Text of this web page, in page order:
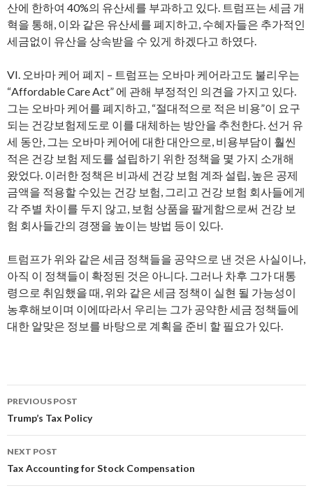
산에 한하여 40%의 유산세를 부과하고 있다. 트럼프는 세금 개
혁을 통해, 이와 같은 유산세를 폐지하고, 수혜자들은 추가적인
세금없이 유산을 상속받을 수 있게 하겠다고 하였다.
VI. 오바마 케어 폐지 – 트럼프는 오바마 케어라고도 불리우는
“Affordable Care Act” 에 관해 부정적인 의견을 가지고 있다.
그는 오바마 케어를 폐지하고, “절대적으로 적은 비용”이 요구
되는 건강보험제도로 이를 대체하는 방안을 추천한다. 선거 유
세 동안, 그는 오바마 케어에 대한 대안으로, 비용부담이 훨씬
적은 건강 보험 제도를 설립하기 위한 정책을 몇 가지 소개해
왔었다. 이러한 정책은 비과세 건강 보험 계좌 설립, 높은 공제
금액을 적용할 수있는 건강 보험, 그리고 건강 보험 회사들에게
각 주별 차이를 두지 않고, 보험 상품을 팔게함으로써 건강 보
험 회사들간의 경쟁을 높이는 방법 등이 있다.
트럼프가 위와 같은 세금 정책들을 공약으로 낸 것은 사실이나,
아직 이 정책들이 확정된 것은 아니다. 그러나 차후 그가 대통
령으로 취임했을 때, 위와 같은 세금 정책이 실현 될 가능성이
농후해보이며 이에따라서 우리는 그가 공약한 세금 정책들에
대한 알맞은 정보를 바탕으로 계획을 준비 할 필요가 있다.
Post
navigation
PREVIOUS POST
Trump’s Tax Policy
NEXT POST
Tax Accounting for Stock Compensation